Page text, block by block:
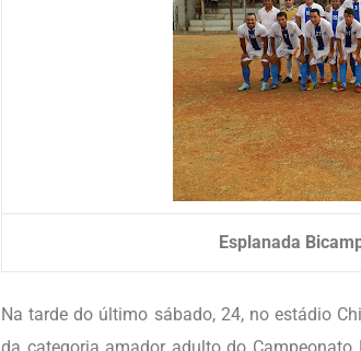
Esplanada
Na tarde do último sábado, 24, no estádio